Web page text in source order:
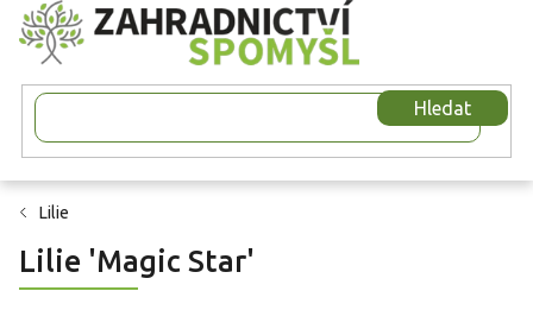
Přejít
na
obsah
Hledat
Lilie
Lilie 'Magic Star'